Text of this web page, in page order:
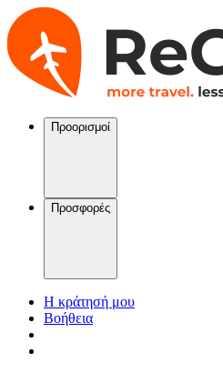
Προορισμοί
Προσφορές
Η κράτησή μου
Βοήθεια